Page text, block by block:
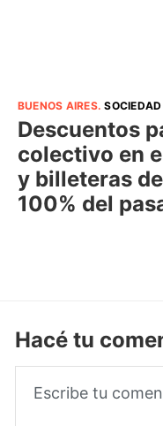
BUENOS AIRES.SOCIEDAD
Descuentos
colectivo en
y billeteras
100% del
Hacé tu